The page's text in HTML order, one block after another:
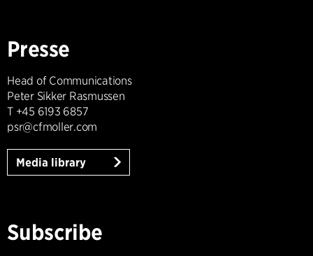
Presse
Head of Communications
Peter Sikker Rasmussen
T +45 6193 6857
psr@cfmoller.com
Media library
Subscribe